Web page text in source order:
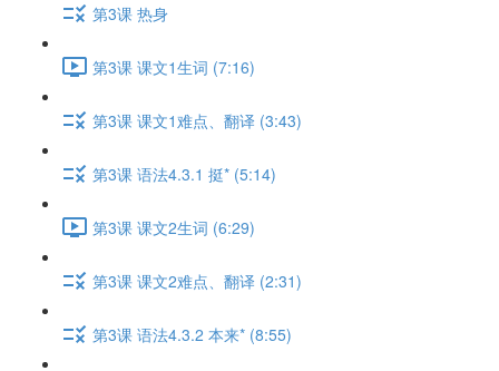
第3课 热身
第3课 课文1生词 (7:16)
第3课 课文1难点、翻译 (3:43)
第3课 语法4.3.1 挺* (5:14)
第3课 课文2生词 (6:29)
第3课 课文2难点、翻译 (2:31)
第3课 语法4.3.2 本来* (8:55)